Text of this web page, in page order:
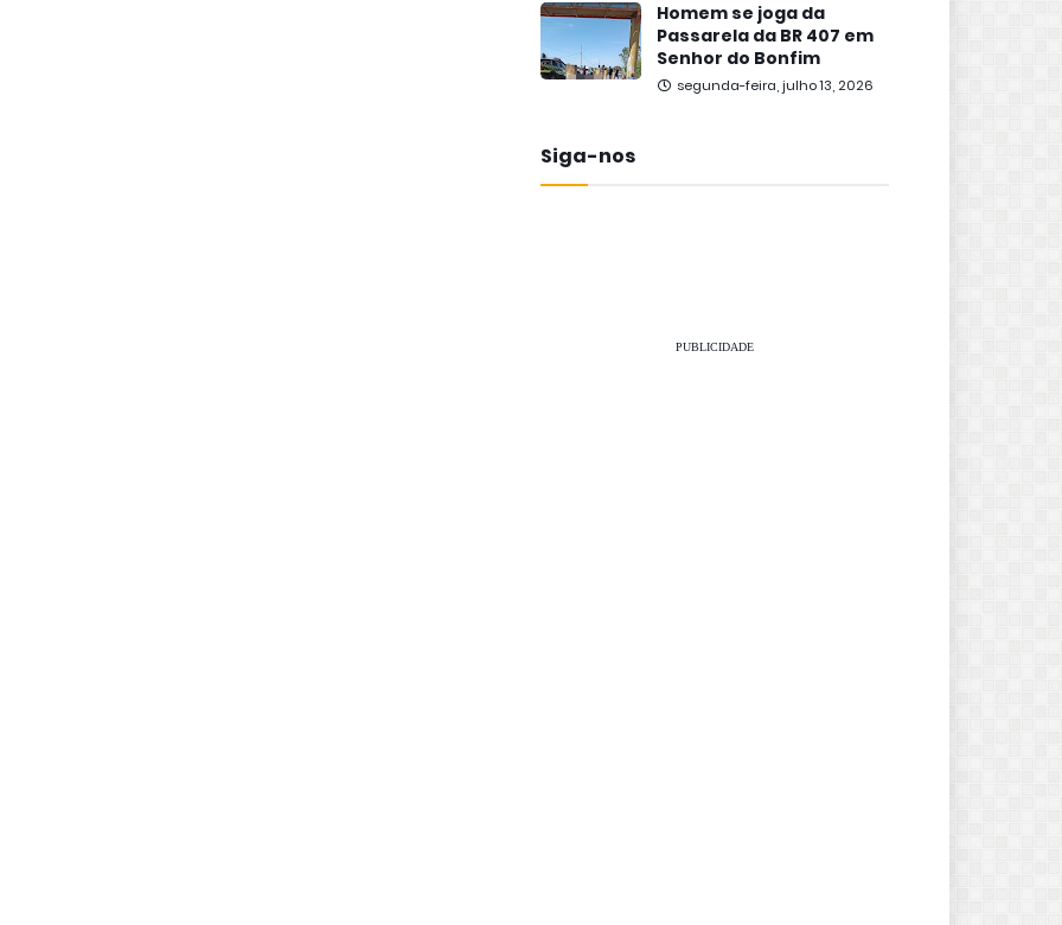
Homem se joga da
Passarela da BR 407 em
Senhor do Bonfim
segunda-feira, julho 13, 2026
Siga-nos
PUBLICIDADE